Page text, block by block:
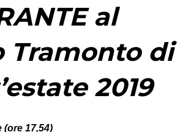
al
Tramonto di
2019
(ore 17,54)